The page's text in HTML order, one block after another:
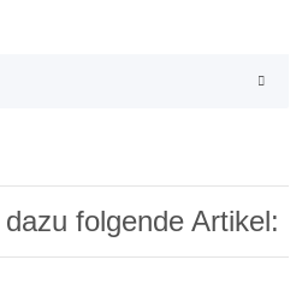
folgende Artikel: